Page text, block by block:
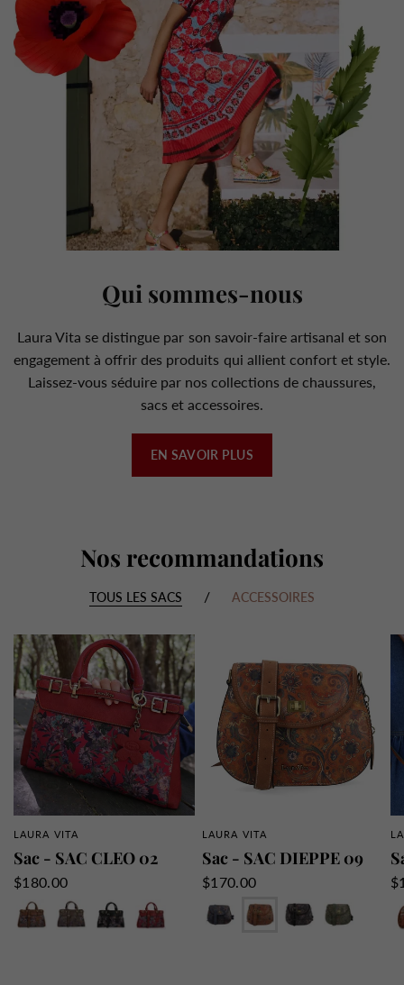
Qui sommes-nous
Laura Vita se distingue par son savoir-faire artisanal et son
engagement à offrir des produits qui allient confort et style.
Laissez-vous séduire par nos collections de chaussures,
sacs et accessoires.
EN SAVOIR PLUS
Nos recommandations
TOUS LES SACS / ACCESSOIRES
APERÇU RAPIDE
LAURA VITA
Sac - SAC CLEO 02
$180.00
Camel
Gris
Beige
APERÇU RAPIDE
LAURA VITA
Sac - SAC DIEPPE 09
$170.00